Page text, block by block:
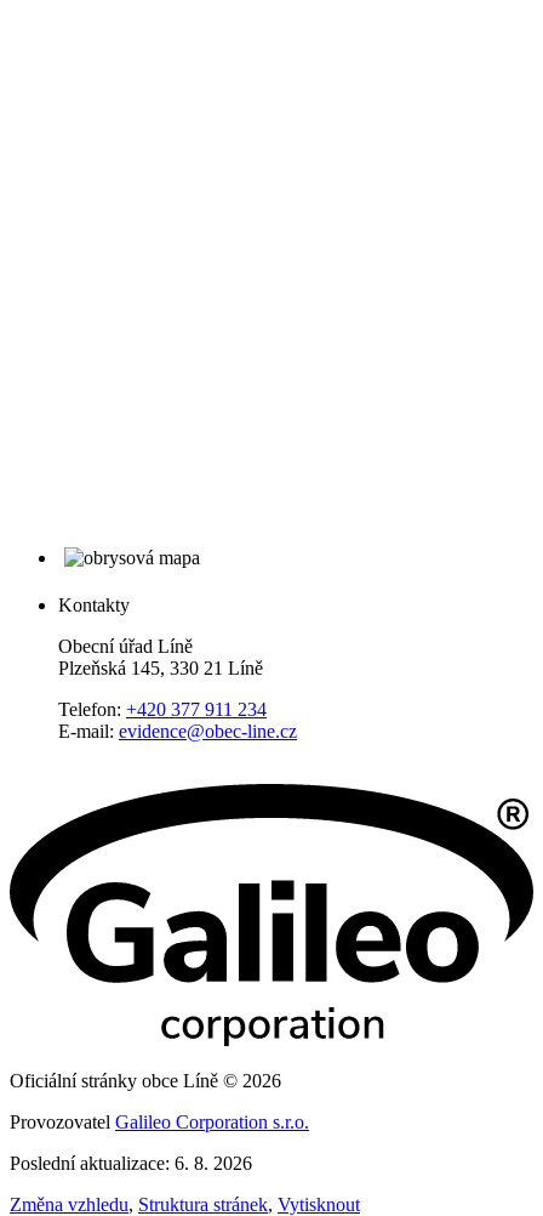
Kontakty
Obecní úřad Líně
Plzeňská 145, 330 21 Líně
Telefon: +420 377 911 234
E-mail: evidence@obec-line.cz
Oficiální stránky obce Líně © 2026
Provozovatel Galileo Corporation s.r.o.
Poslední aktualizace: 6. 8. 2026
Změna vzhledu, Struktura stránek, Vytisknout